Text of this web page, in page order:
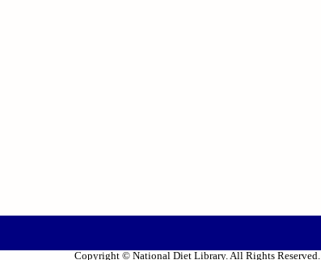
Copyright © National Diet Library. All Rights Reserved.